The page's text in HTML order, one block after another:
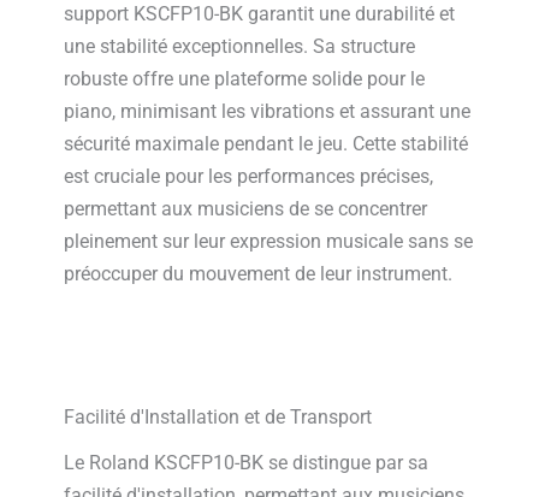
support KSCFP10-BK garantit une durabilité et
une stabilité exceptionnelles. Sa structure
robuste offre une plateforme solide pour le
piano, minimisant les vibrations et assurant une
sécurité maximale pendant le jeu. Cette stabilité
est cruciale pour les performances précises,
permettant aux musiciens de se concentrer
pleinement sur leur expression musicale sans se
préoccuper du mouvement de leur instrument.
Facilité d'Installation et de Transport
Le Roland KSCFP10-BK se distingue par sa